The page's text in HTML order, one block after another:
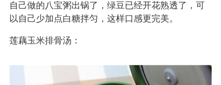
自己做的八宝粥出锅了，绿豆已经开花熟透了，可
以自己少加点白糖拌匀，这样口感更完美。
莲藕玉米排骨汤：